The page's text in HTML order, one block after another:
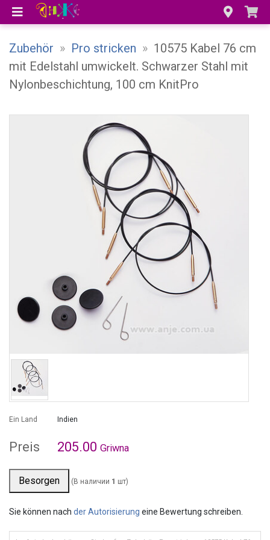
Zubehör » Pro stricken » 10575 Kabel 76 cm
mit Edelstahl umwickelt. Schwarzer Stahl mit
Nylonbeschichtung, 100 cm KnitPro
Ein Land Indien
Preis 205.00 Griwna
Besorgen (В наличии 1 шт)
Sie können nach der Autorisierung eine Bewertung schreiben.